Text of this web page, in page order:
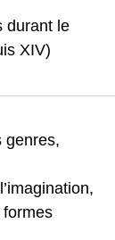
durant le
XIV)
genres,
formes